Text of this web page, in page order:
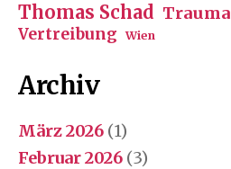
Thomas Schad Trauma
Vertreibung Wien
Archiv
März 2026 (1)
Februar 2026 (3)